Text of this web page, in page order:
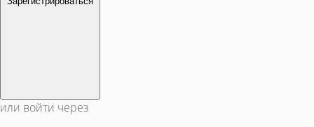
или войти через